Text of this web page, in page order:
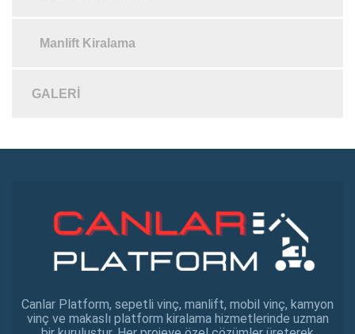
Manlift Kiralama
GALERI
Canlar Platform, sepetli vinç, manlift, mobil vinç, kamyon
vinç ve makaslı platform kiralama hizmetlerinde uzman